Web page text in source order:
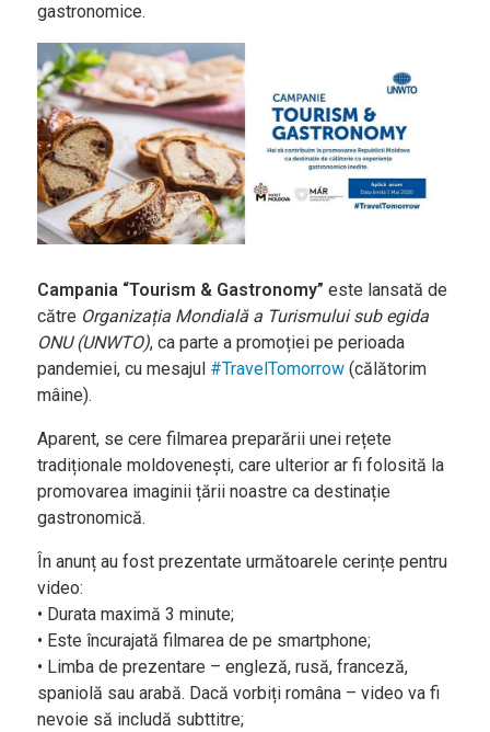
Internațională
Europeană
Italiană
Nord-Americană
Mexicană
Chineză
Revistă
Gastronomie
Știri culinare
Agenda și
Evenimente
Concursuri
Digest
PoftaBuna.md
gastronomice.
Campania “Tourism & Gastronomy” este lansată de
către Organizația Mondială a Turismului sub egida
ONU (UNWTO), ca parte a promoției pe perioada
pandemiei, cu mesajul #TravelTomorrow(călătorim
mâine).
Aparent, se cere filmarea preparării unei rețete
tradiționale moldovenești, care ulterior ar fi folosită la
promovarea imaginii țării noastre ca destinație
gastronomică.
În anunț au fost prezentate următoarele cerințe pentru
video:
• Durata maximă 3 minute;
• Este încurajată filmarea de pe smartphone;
• Limba de prezentare – engleză, rusă, franceză,
spaniolă sau arabă. Dacă vorbiți româna – video va fi
nevoie să includă subttitre;